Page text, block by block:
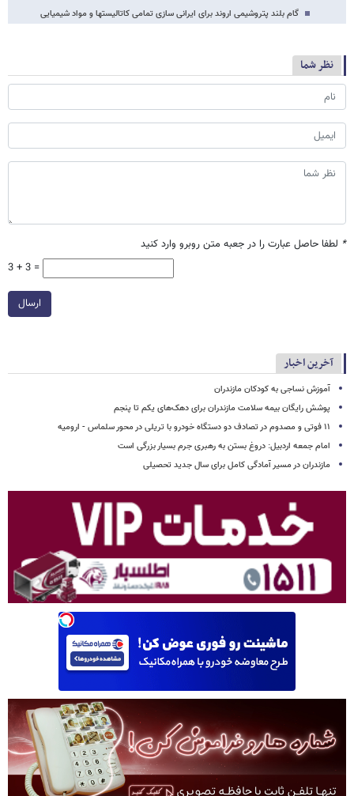
گام بلند پتروشیمی اروند برای ایرانی سازی تمامی کاتالیستها و مواد شیمیایی
نظر شما
* لطفا حاصل عبارت را در جعبه متن روبرو وارد کنید
3 + 3 =
ارسال
آخرین اخبار
آموزش نساجی به کودکان مازندران
پوشش رایگان بیمه سلامت مازندران برای دهک‌های یکم تا پنجم
۱۱ فوتی و مصدوم در تصادف دو دستگاه خودرو با تریلی در محور سلماس - ارومیه
امام جمعه اردبیل: دروغ بستن به رهبری جرم بسیار بزرگی است
مازندران در مسیر آمادگی کامل برای سال جدید تحصیلی